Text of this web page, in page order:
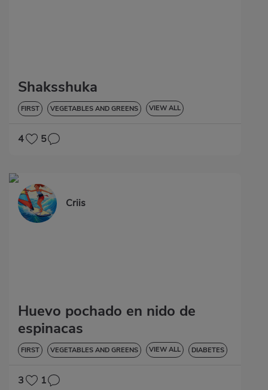
Shaksshuka
FIRST VEGETABLES AND GREENS VIEW ALL
4 5
Criis
Huevo pochado en nido de
espinacas
FIRST VEGETABLES AND GREENS VIEW ALL DIABETES
3 1